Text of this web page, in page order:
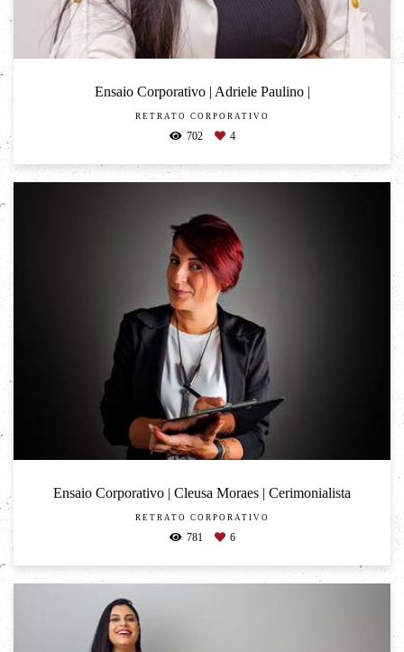
Ensaio Corporativo | Adriele Paulino |
RETRATO CORPORATIVO
702 4
Ensaio Corporativo | Cleusa Moraes | Cerimonialista
RETRATO CORPORATIVO
781 6